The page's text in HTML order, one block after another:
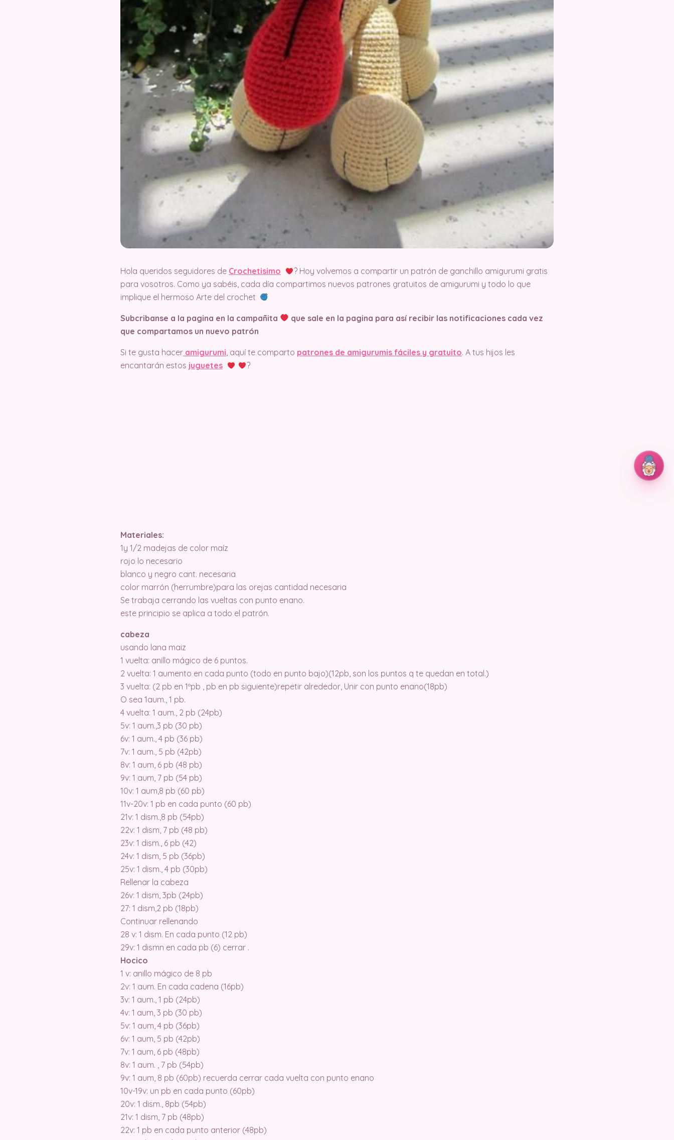
Hola queridos seguidores de Crochetisimo
? Hoy volvemos a compartir un patrón de ganchillo amigurumi gratis
para vosotros. Como ya sabéis, cada día compartimos nuevos patrones gratuitos de amigurumi y todo lo que
implique el hermoso Arte del crochet
Subcribanse a la pagina en la campañita que sale en la pagina para así recibir las notificaciones cada vez
que compartamos un nuevo patrón
Si te gusta hacer amigurumi , aquí te comparto patrones de amigurumis fáciles y gratuito. A tus hijos les
encantarán estos juguetes ?
Materiales:
1y 1/2 madejas de color maíz
rojo lo necesario
blanco y negro cant. necesaria
color marrón (herrumbre)para las orejas cantidad necesaria
Se trabaja cerrando las vueltas con punto enano.
este principio se aplica a todo el patrón.
cabeza
usando lana maiz
1 vuelta: anillo mágico de 6 puntos.
2 vuelta: 1 aumento en cada punto (todo en punto bajo)(12pb, son los puntos q te quedan en total.)
3 vuelta: (2 pb en 1ºpb , pb en pb siguiente)repetir alrededor, Unir con punto enano(18pb)
O sea 1aum., 1 pb.
4 vuelta: 1 aum., 2 pb (24pb)
5v: 1 aum.,3 pb (30 pb)
6v: 1 aum., 4 pb (36 pb)
7v: 1 aum., 5 pb (42pb)
8v: 1 aum, 6 pb (48 pb)
9v: 1 aum, 7 pb (54 pb)
10v: 1 aum,8 pb (60 pb)
11v-20v: 1 pb en cada punto (60 pb)
21v: 1 dism.,8 pb (54pb)
22v: 1 dism, 7 pb (48 pb)
23v: 1 dism., 6 pb (42)
24v: 1 dism, 5 pb (36pb)
25v: 1 dism., 4 pb (30pb)
Rellenar la cabeza
26v: 1 dism, 3pb (24pb)
27: 1 dism,2 pb (18pb)
Continuar rellenando
28 v: 1 dism. En cada punto (12 pb)
29v: 1 dismn en cada pb (6) cerrar .
Hocico
1 v: anillo mágico de 8 pb
2v: 1 aum. En cada cadena (16pb)
3v: 1 aum., 1 pb (24pb)
4v: 1 aum, 3 pb (30 pb)
5v: 1 aum, 4 pb (36pb)
6v: 1 aum, 5 pb (42pb)
7v: 1 aum, 6 pb (48pb)
8v: 1 aum. , 7 pb (54pb)
9v: 1 aum, 8 pb (60pb) recuerda cerrar cada vuelta con punto enano
10v-19v: un pb en cada punto (60pb)
20v: 1 dism., 8pb (54pb)
21v: 1 dism, 7 pb (48pb)
22v: 1 pb en cada punto anterior (48pb)